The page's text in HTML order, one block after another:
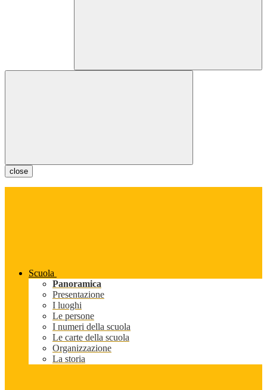
close
Scuola
Panoramica
Presentazione
I luoghi
Le persone
I numeri della scuola
Le carte della scuola
Organizzazione
La storia